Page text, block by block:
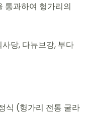
통과하여 헝가리의
당, 다뉴브강, 부다
식 (헝가리 전통 굴라